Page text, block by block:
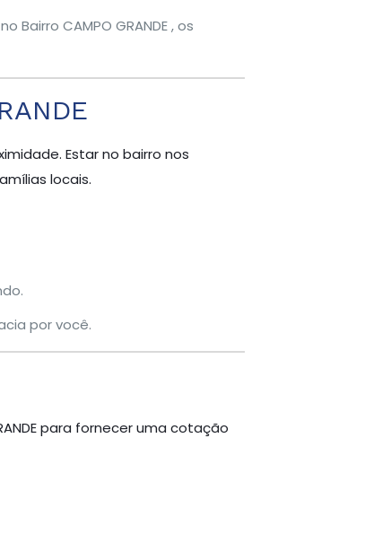
CAMPO GRANDE , os
Estar no bairro nos
locais.
por você.
para fornecer uma cotação